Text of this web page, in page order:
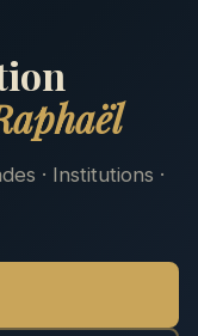
· Institutions ·